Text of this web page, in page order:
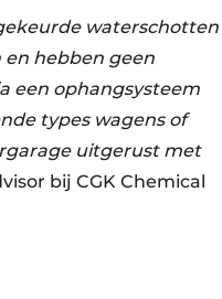
waterschotten
hebben geen
een ophangsysteem
types wagens of
uitgerust met
bij CGK Chemical